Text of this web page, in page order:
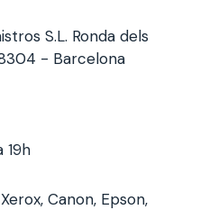
S.L. Ronda dels
- Barcelona
19h
Canon, Epson,